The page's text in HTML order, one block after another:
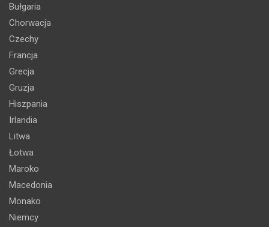
Bułgaria
Chorwacja
Czechy
Francja
Grecja
Gruzja
Hiszpania
Irlandia
Litwa
Łotwa
Maroko
Macedonia
Monako
Niemcy